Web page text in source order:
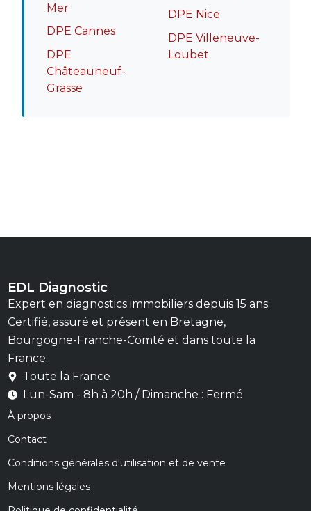
Mer
DPE Cannes
DPE
Châteauneuf-
Grasse
DPE Nice
DPE Villeneuve-
Loubet
EDL Diagnostic
Expert en diagnostics immobiliers depuis 15 ans.
Certifié, assuré et présent en Bretagne,
Bourgogne-Franche-Comté et dans toute la
France.
Toute la France
Lun-Sam - 8h à 20h / Dimanche : Fermé
À propos
Contact
Conditions générales d'utilisation et de vente
Mentions légales